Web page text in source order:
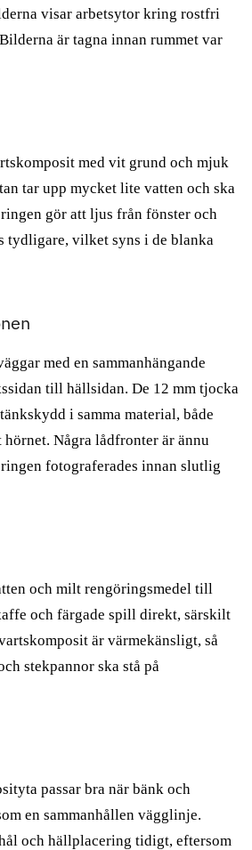
visar arbetsytor kring rostfri
är tagna innan rummet var
med vit grund och mjuk
tar upp mycket lite vatten och ska
gör att ljus från fönster och
tydligare, vilket syns i de blanka
med en sammanhängande
till hällsidan. De 12 mm tjocka
i samma material, både
Några lådfronter är ännu
fotograferades innan slutlig
och milt rengöringsmedel till
och färgade spill direkt, särskilt
är värmekänsligt, så
stekpannor ska stå på
passar bra när bänk och
en sammanhållen vägglinje.
och hällplacering tidigt, eftersom